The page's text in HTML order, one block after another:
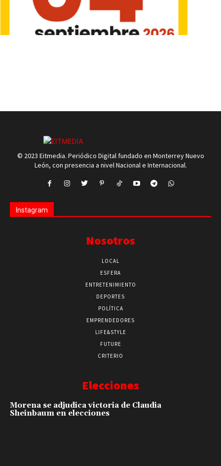
© 2023 Eitmedia. Periódico Digital fundado en Monterrey Nuevo
León, con presencia a nivel Nacional e Internacional.
Instagram
Nosotros
LOCAL
ESFERA
ENTRETENIMIENTO
DEPORTES
POLÍTICA
EMPRENDEDORES
LIFE&STYLE
FUTURE
CRITERIO
Elecciones
Morena se adjudica victoria de Claudia
Sheinbaum en elecciones